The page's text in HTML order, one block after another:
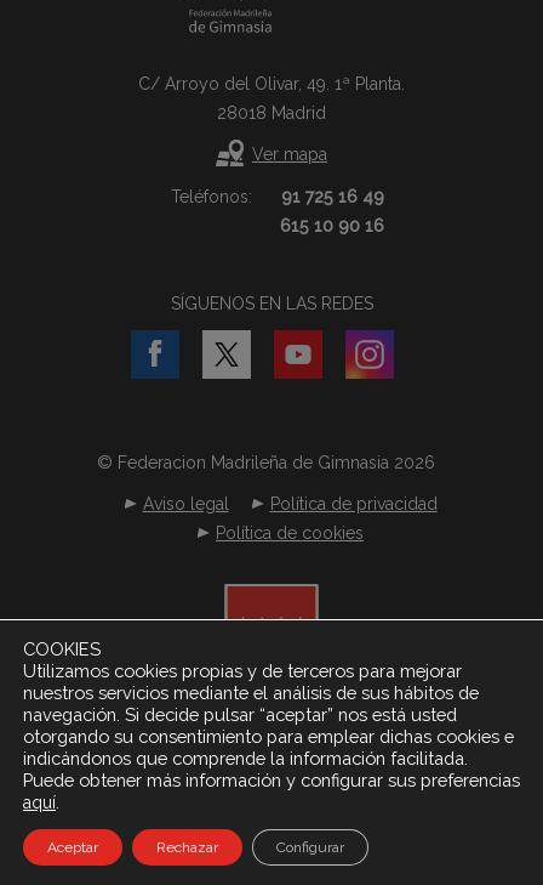
C/ Arroyo del Olivar, 49. 1ª Planta.
28018 Madrid
Ver mapa
Teléfonos:
91 725 16 49
615 10 90 16
SÍGUENOS EN LAS REDES
© Federacion Madrileña de Gimnasia 2026
Aviso legal
Política de privacidad
Política de cookies
COOKIES
Utilizamos cookies propias y de terceros para mejorar
nuestros servicios mediante el análisis de sus hábitos de
navegación. Si decide pulsar “aceptar” nos está usted
otorgando su consentimiento para emplear dichas cookies e
indicándonos que comprende la información facilitada.
Puede obtener más información y configurar sus preferencias
aquí
Aceptar Rechazar Configurar